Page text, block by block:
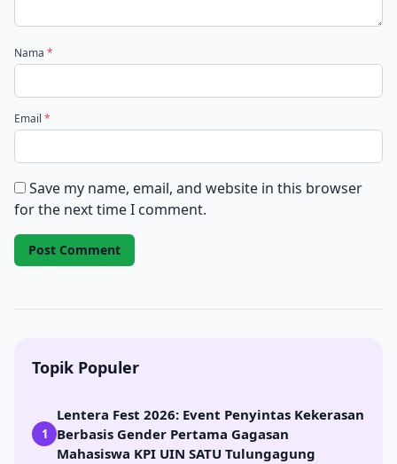
Nama *
Email *
Save my name, email, and website in this browser
for the next time I comment.
Topik Populer
1
Lentera Fest 2026: Event Penyintas Kekerasan
Berbasis Gender Pertama Gagasan
Mahasiswa KPI UIN SATU Tulungagung